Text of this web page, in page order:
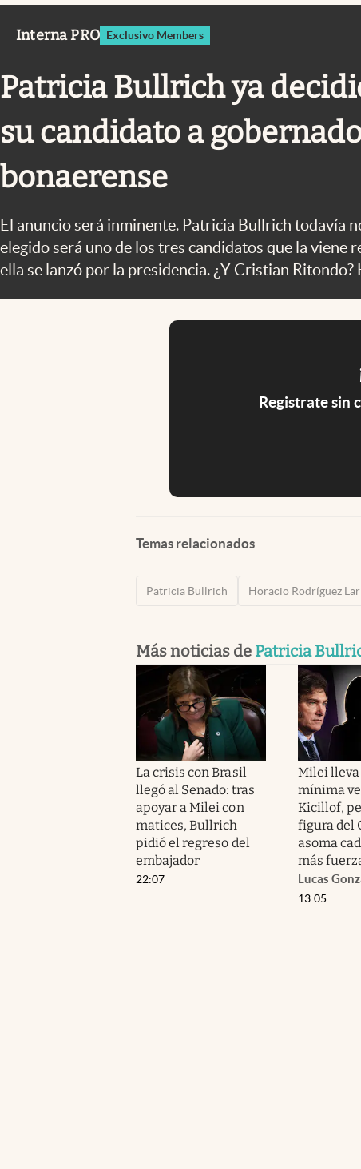
Infotechnology
Clase
Mundial 2026
Eventos Corporativos
El Cronista Studio
Mediakit
abre en nueva pestaña
Interna PRO Exclusivo Members
Patricia Bullrich ya
su candidato a
bonaerense
El anuncio será inminente. Patricia Bullrich todavía
elegido será uno de los tres candidatos que la viene
ella se lanzó por la presidencia. ¿Y Cristian Ritondo?
Registrate sin
Temas relacionados
Patricia Bullrich Horacio Rodríguez
Más noticias de Patricia
La crisis con Brasil
llegó al Senado: tras
apoyar a Milei con
matices, Bullrich
pidió el regreso del
embajador
22:07
Milei
mínima
Kicillof,
figura del
asoma
más
Lucas
13:05